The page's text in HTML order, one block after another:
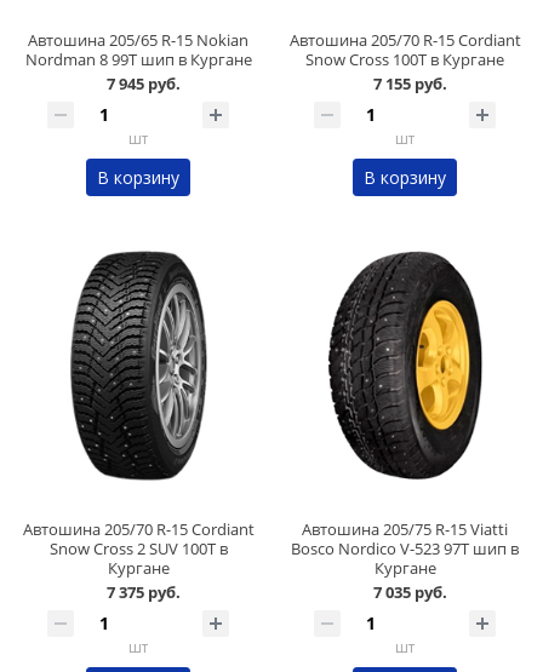
Автошина 205/65 R-15 Nokian
Nordman 8 99T шип в Кургане
7 945 руб.
шт
В корзину
Автошина 205/70 R-15 Cordiant
Snow Cross 100T в Кургане
7 155 руб.
шт
В корзину
Автошина 205/70 R-15 Cordiant
Snow Cross 2 SUV 100T в
Кургане
7 375 руб.
шт
Автошина 205/75 R-15 Viatti
Bosco Nordico V-523 97T шип в
Кургане
7 035 руб.
шт